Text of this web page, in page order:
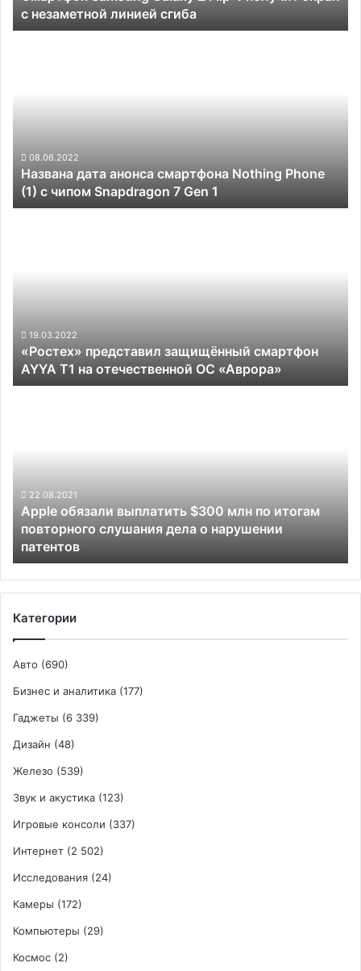
незаметной
линией
с незаметной линией сгиба
чипом
Snapdragon
7
08.06.2022
Названа дата анонса смартфона Nothing Phone
(1) с чипом Snapdragon 7 Gen 1
отечественной
ОС
«Аврора»
19.03.2022
«Ростех» представил защищённый смартфон
AYYA T1 на отечественной ОС «Аврора»
итогам
повторного
слушания
дела
о
нарушении
патентов
22.08.2021
Apple обязали выплатить $300 млн по итогам
повторного слушания дела о нарушении
патентов
Категории
Авто (690)
Бизнес и аналитика (177)
Гаджеты (6 339)
Дизайн (48)
Железо (539)
Звук и акустика (123)
Игровые консоли (337)
Интернет (2 502)
Исследования (24)
Камеры (172)
Компьютеры (29)
Космос (2)